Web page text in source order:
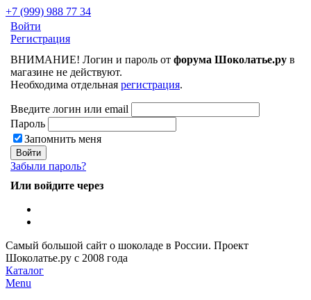
+7 (999) 988 77 34
Войти
Регистрация
ВНИМАНИЕ! Логин и пароль от форума Шоколатье.ру в
магазине не действуют.
Необходима отдельная регистрация.
Введите логин или email
Пароль
Запомнить меня
Забыли пароль?
Или войдите через
Самый большой сайт о шоколаде в России. Проект
Шоколатье.ру с 2008 года
Каталог
Menu